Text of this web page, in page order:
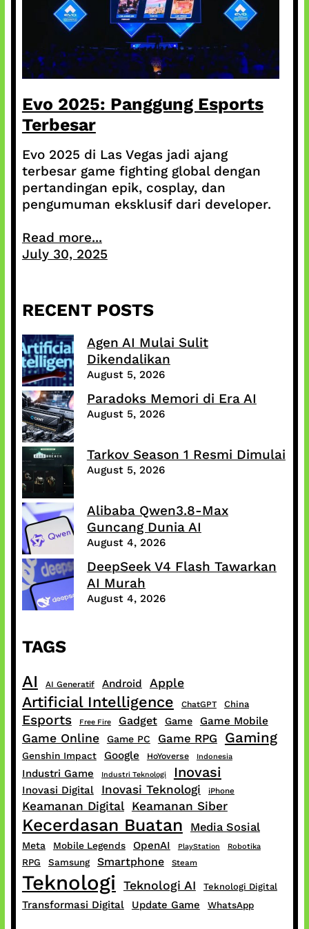
Evo 2025: Panggung Esports
Terbesar
Evo 2025 di Las Vegas jadi ajang
terbesar game fighting global dengan
pertandingan epik, cosplay, dan
pengumuman eksklusif dari developer.
Read more...
July 30, 2025
RECENT POSTS
Agen AI Mulai Sulit
Dikendalikan
August 5, 2026
Paradoks Memori di Era AI
August 5, 2026
Tarkov Season 1 Resmi Dimulai
August 5, 2026
Alibaba Qwen3.8-Max
Guncang Dunia AI
August 4, 2026
DeepSeek V4 Flash Tawarkan
AI Murah
August 4, 2026
TAGS
AI AI Generatif Android Apple
Artificial Intelligence ChatGPT China
Esports Free Fire Gadget Game Game Mobile
Game Online Game PC Game RPG Gaming
Genshin Impact Google HoYoverse Indonesia
Industri Game Industri Teknologi Inovasi
Inovasi Digital Inovasi Teknologi iPhone
Keamanan Digital Keamanan Siber
Kecerdasan Buatan Media Sosial
Meta Mobile Legends OpenAI PlayStation Robotika
RPG Samsung Smartphone Steam
Teknologi Teknologi AI Teknologi Digital
Transformasi Digital Update Game WhatsApp